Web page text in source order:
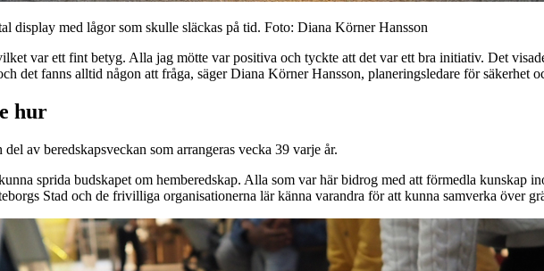
display med lågor som skulle släckas på tid. Foto: Diana Körner Hansson
var ett fint betyg. Alla jag mötte var positiva och tyckte att det var ett bra initiativ. Det
det fanns alltid någon att fråga, säger Diana Körner Hansson, planeringsledare för säkerhet
hur
av beredskapsveckan som arrangeras vecka 39 varje år.
sprida budskapet om hemberedskap. Alla som var här bidrog med att förmedla kunskap
Stad och de frivilliga organisationerna lär känna varandra för att kunna samverka över